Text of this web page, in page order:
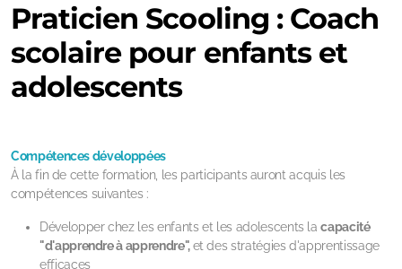
Praticien Scooling : Coach
scolaire pour enfants et
adolescents
Compétences développées
À la fin de cette formation, les participants auront acquis les
compétences suivantes :
Développer chez les enfants et les adolescents lacapacité
"d'apprendre à apprendre",et des stratégies d'apprentissage
efficaces